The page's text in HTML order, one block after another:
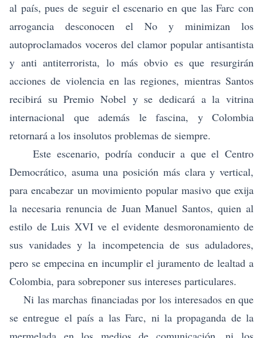
al país, pues de seguir el escenario en que las Farc con
arrogancia desconocen el No y minimizan los
autoproclamados voceros del clamor popular antisantista
y anti antiterrorista, lo más obvio es que resurgirán
acciones de violencia en las regiones, mientras Santos
recibirá su Premio Nobel y se dedicará a la vitrina
internacional que además le fascina, y Colombia
retornará a los insolutos problemas de siempre.
Este escenario, podría conducir a que el Centro
Democrático, asuma una posición más clara y vertical,
para encabezar un movimiento popular masivo que exija
la necesaria renuncia de Juan Manuel Santos, quien al
estilo de Luis XVI ve el evidente desmoronamiento de
sus vanidades y la incompetencia de sus aduladores,
pero se empecina en incumplir el juramento de lealtad a
Colombia, para sobreponer sus intereses particulares.
Ni las marchas financiadas por los interesados en que
se entregue el país a las Farc, ni la propaganda de la